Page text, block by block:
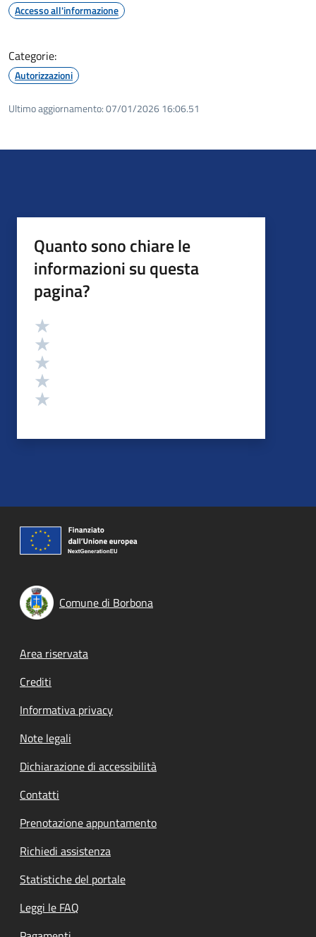
Accesso all'informazione
Categorie:
Autorizzazioni
Ultimo aggiornamento:07/01/2026 16:06.51
Quanto sono chiare le
informazioni su questa
pagina?
Valutazione
Comune di Borbona
Footer menu
Area riservata
Crediti
Informativa privacy
Note legali
Dichiarazione di accessibilità
Contatti
Prenotazione appuntamento
Richiedi assistenza
Statistiche del portale
Leggi le FAQ